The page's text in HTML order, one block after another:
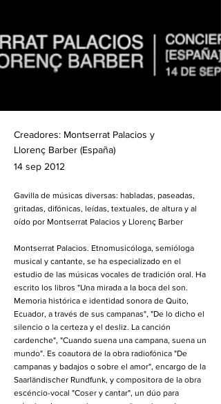
Creadores: Montserrat Palacios y
Llorenç Barber (España)
14 sep 2012
Gavilla de músicas diversas: habladas, paseadas,
gritadas, difónicas, leídas, textuales, de altura y al
oído por Montserrat Palacios y Llorenç Barber
Montserrat Palacios. Etnomusicóloga, semióloga
musical y cantante, se ha especializado en el
estudio de las músicas vocales de tradición oral. Ha
escrito los libros "Una mirada a la boca del son.
Memoria histórica e identidad sonora de Quito,
Ecuador, a través de sus campanas", "De lo dicho el
silencio o la certeza y el desliz. La canción
cardenche", "Cuando suena una campana, suena un
mundo". Es coautora de la obra radiofónica "De
campanas y badajos o sobre el amor", encargo de la
Saarländischer Rundfunk, y compositora de la obra
escéncio-vocal "Coser y cantar", un dúo para